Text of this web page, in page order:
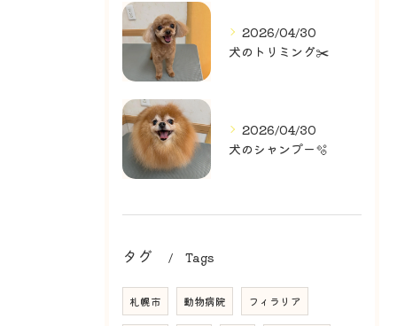
2026/04/30
犬のトリミング✂️
2026/04/30
犬のシャンプー🫧
タグ Tags
札幌市 動物病院 フィラリア